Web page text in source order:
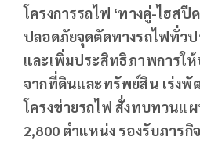
โครงการรถไฟ ‘ทางคู่-ไฮสปี
ปลอดภัยจุดตัดทางรถไฟทั่ว
และเพิ่มประสิทธิภาพการให้
จากที่ดินและทรัพย์สิน เร่งพั
โครงข่ายรถไฟ สั่งทบทวนแ
2,800 ตำแหน่ง รองรับภารกิ